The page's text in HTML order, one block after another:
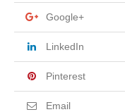
Google+
LinkedIn
Pinterest
Email